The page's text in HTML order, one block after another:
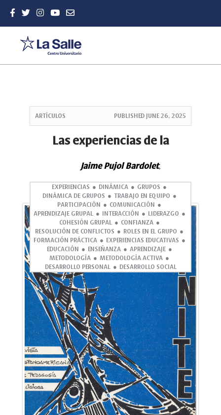
Sidebar
ARTÍCULOS PUBLISHED JUNE 26, 2025
Las experiencias de la
Jaime Pujol Bardolet,
EXPERIENCIAS DINÁMICA
GRUPOS
DINÁMICA DE GRUPOS
TRABAJO EN EQUIPO
PARTICIPACIÓN
COMUNICACIÓN
APRENDIZAJE GRUPAL
INTERACCIÓN
LIDERAZGO
COHESIÓN GRUPAL
CONFIANZA
RESOLUCIÓN DE CONFLICTOS
ROLES EN EL GRUPO
FORMACIÓN PRÁCTICA
EXPERIENCIAS EDUCATIVAS
EDUCACIÓN
ENSEÑANZA
APRENDIZAJE
METODOLOGÍA
METODOLOGÍA ACTIVA
DESARROLLO PERSONAL
DESARROLLO SOCIAL